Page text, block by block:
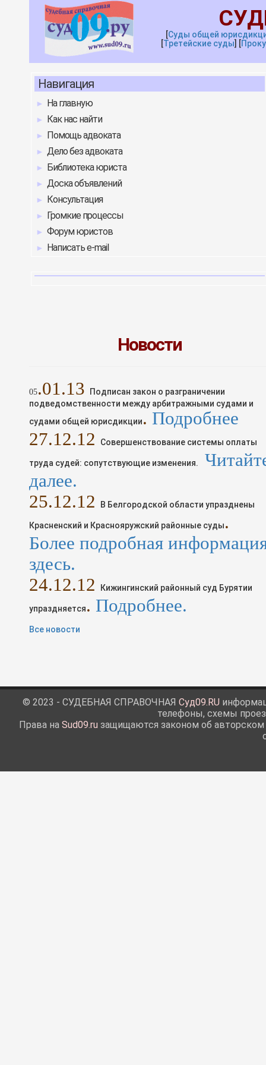
[Суды общей
[Третейские суды] [
Навигация
На главную
Как нас найти
Помощь адвоката
Дело без адвоката
Библиотека юриста
Доска объявлений
Консультация
Громкие процессы
Форум юристов
Написать e-mail
Новости
05.01.13
Подписан закон о разграничении
подведомственности между арбитражными судами и
судами общей юрисдикции. Подробнее
27.12.12 Совершенствование системы оплаты
труда судей: сопутствующие изменения.
далее.
25.12.12 В Белгородской области упразднены
Красненский и Краснояружский районные суды.
Более подробная
здесь.
24.12.12 Кижингинский районный суд Бурятии
упраздняется. Подробнее.
Все новости
© 2023 - СУДЕБНАЯ СПРАВОЧНАЯ Суд09.RU
телефоны, схемы
Права на Sud09.ru защищаются законом об авторском